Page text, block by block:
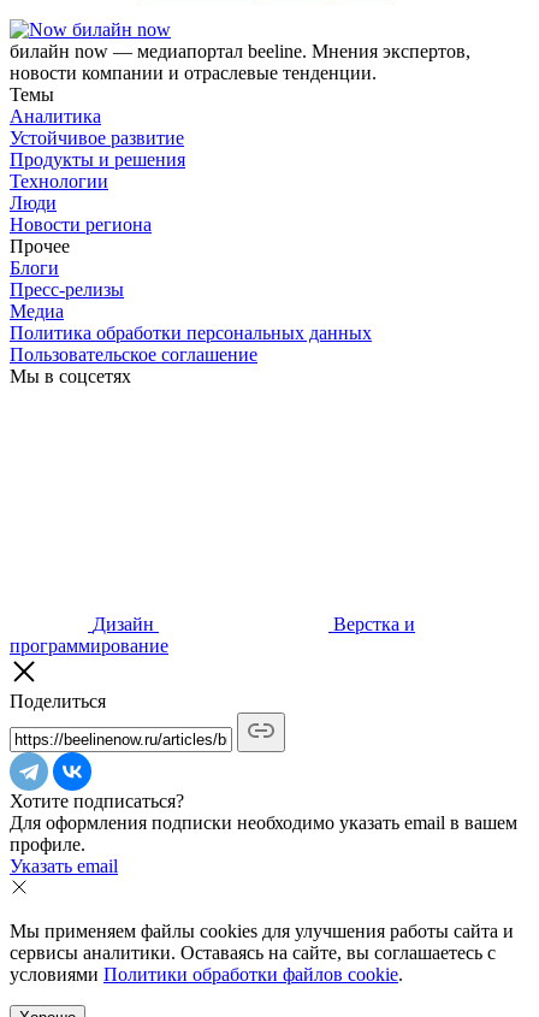
билайн now
билайн now — медиапортал beeline. Мнения экспертов,
новости компании и отраслевые тенденции.
Темы
Аналитика
Устойчивое развитие
Продукты и решения
Технологии
Люди
Новости региона
Прочее
Блоги
Пресс-релизы
Медиа
Политика обработки персональных данных
Пользовательское соглашение
Мы в соцсетях
Дизайн
Верстка и
программирование
Поделиться
Хотите подписаться?
Для оформления подписки необходимо указать email в вашем
профиле.
Указать email
Мы применяем файлы cookies для улучшения работы сайта и
сервисы аналитики. Оставаясь на сайте, вы соглашаетесь с
условиями Политики обработки файлов cookie.